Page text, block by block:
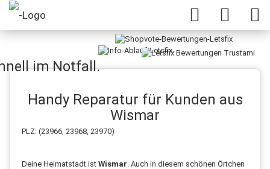
im Notfall.
Handy Reparatur für Kunden aus
Wismar
PLZ: (23966, 23968, 23970)
Deine Heimatstadt ist Wismar . Auch in diesem schönen Örtchen